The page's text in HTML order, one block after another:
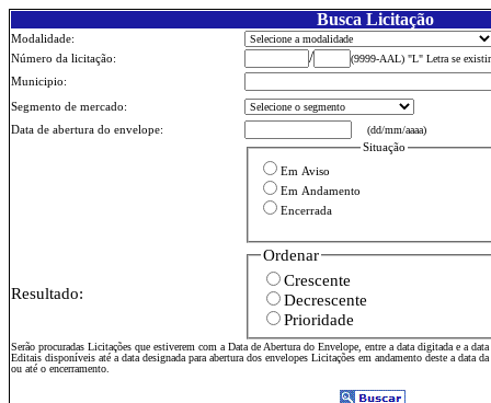
Busca Licitação
Modalidade:
Número da licitação:
/ (9999-AAL) "L" Letra se existir
Municipio:
Segmento de mercado:
Data de abertura do envelope:
(dd/mm/aaaa)
Situação
Em Aviso
Em Andamento
Encerrada
Resultado:
Ordenar
Crescente
Decrescente
Prioridade
Serão procuradas Licitações que estiverem com a Data de Abertura do Envelope, entre a data digitada e a
Editais disponíveis até a data designada para abertura dos envelopes Licitações em andamento deste a data
ou até o encerramento.